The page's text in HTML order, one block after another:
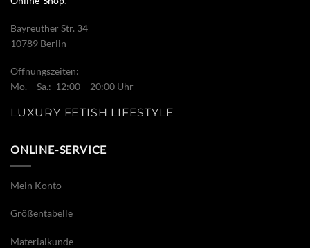
Bayreuther Str. 34
10789 Berlin
Öffnungszeiten:
Mo. – Sa.: 12:00 – 20:00 Uhr
LUXURY FETISH LIFESTYLE
ONLINE-SERVICE
Mein Konto
Größentabelle
Materialkunde